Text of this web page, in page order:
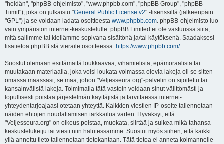
"heidän", "phpBB-ohjelmisto", "www.phpbb.com", "phpBB Group", "phpBB
Tiimit"), joka on julkaistu "General Public License v2" -lisenssillä (jälkeenpäin
"GPL") ja se voidaan ladata osoitteesta www.phpbb.com. phpBB-ohjelmisto luo
vain ympäristön internet-keskustelulle. phpBB Limited ei ole vastuussa siitä,
mitä sallimme tai kiellämme sopivana sisältönä ja/tai käytöksenä. Saadaksesi
lisätietoa phpBB:stä vieraile osoitteessa: https://www.phpbb.com/.
Suostut olemaan esittämättä loukkaavaa, vihamielistä, epämoraalista tai
muutakaan materiaalia, joka voisi loukata voimassa olevia lakeja oli se sitten
omassa maassasi, se maa, johon "Veljesseura.org"-palvelin on sijoitettu tai
kansainvälisiä lakeja. Toimimalla tätä vastoin voidaan sinut välittömästi ja
lopullisesti poistaa järjestelmän käyttäjistä ja tarvittaessa internet-
yhteydentarjoajaasi otetaan yhteyttä. Kaikkien viestien IP-osoite tallennetaan
näiden ehtojen noudattamisen tarkkailua varten. Hyväksyt, että
"Veljesseura.org" on oikeus poistaa, muokata, siirtää ja sulkea mikä tahansa
keskusteluketju tai viesti niin halutessamme. Suostut myös siihen, että kaikki
yllä annettu tieto tallennetaan tietokantaan. Tätä tietoa ei anneta kolmannelle